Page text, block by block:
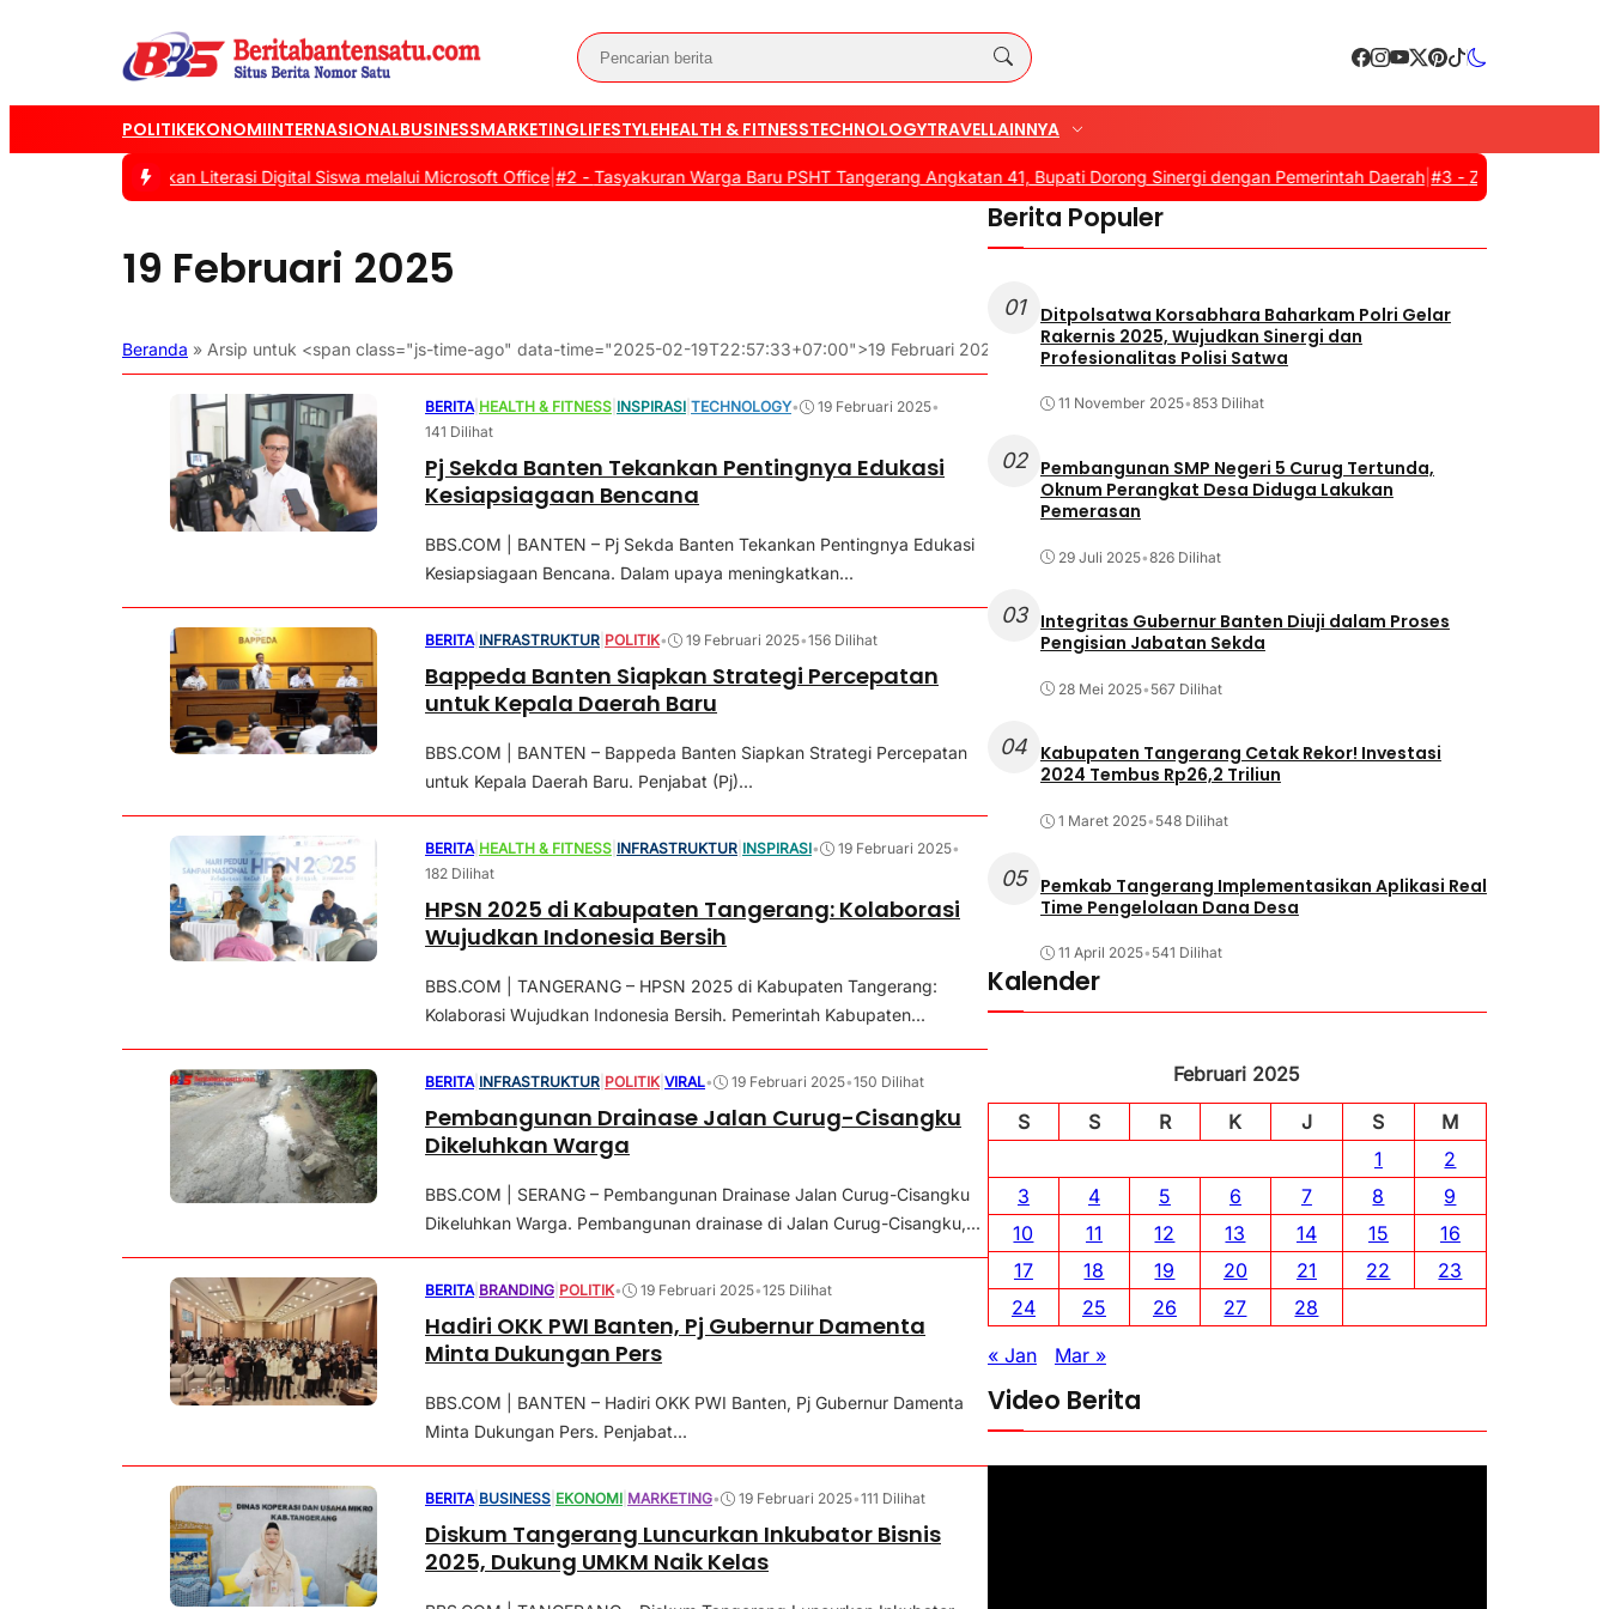
POLITIKEKONOMIINTERNASIONALBUSINESSMARKETINGLIFESTYLEHEALTH & FITNESSTECHNOLOGYTRAVELLAINNYA
Fokus Tingkatkan Literasi Digital Siswa melalui Microsoft Office|#2 -Tasyakuran Warga Baru PSHT Tangerang Angkatan 41, Bupati Dorong Sinergi dengan Pemerintah Daerah|#3 -Zulkifli Hasan Resmi
19 Februari 2025
Beranda » Arsip untuk <span class="js-time-ago" data-time="2025-02-19T22:57:33+07:00">19 Februari 2025</span>
BERITA HEALTH & FITNESS INSPIRASI |TECHNOLOGY• 19 Februari 2025•
141 Dilihat
Pj Sekda Banten Tekankan Pentingnya Edukasi
Kesiapsiagaan Bencana
BBS.COM | BANTEN – Pj Sekda Banten Tekankan Pentingnya Edukasi
Kesiapsiagaan Bencana. Dalam upaya meningkatkan...
BERITA INFRASTRUKTUR POLITIK• 19 Februari 2025•156 Dilihat
Bappeda Banten Siapkan Strategi Percepatan
untuk Kepala Daerah Baru
BBS.COM | BANTEN – Bappeda Banten Siapkan Strategi Percepatan
untuk Kepala Daerah Baru. Penjabat (Pj)...
BERITA HEALTH & FITNESS INFRASTRUKTUR INSPIRASI• 19 Februari 2025•
182 Dilihat
HPSN 2025 di Kabupaten Tangerang: Kolaborasi
Wujudkan Indonesia Bersih
BBS.COM | TANGERANG – HPSN 2025 di Kabupaten Tangerang:
Kolaborasi Wujudkan Indonesia Bersih. Pemerintah Kabupaten...
BERITA INFRASTRUKTUR POLITIK |VIRAL• 19 Februari 2025•150 Dilihat
Pembangunan Drainase Jalan Curug-Cisangku
Dikeluhkan Warga
BBS.COM | SERANG – Pembangunan Drainase Jalan Curug-Cisangku
Dikeluhkan Warga. Pembangunan drainase di Jalan Curug-Cisangku,...
BERITA BRANDING POLITIK• 19 Februari 2025•125 Dilihat
Hadiri OKK PWI Banten, Pj Gubernur Damenta
Minta Dukungan Pers
BBS.COM | BANTEN – Hadiri OKK PWI Banten, Pj Gubernur Damenta
Minta Dukungan Pers. Penjabat...
BERITA BUSINESS EKONOMI MARKETING• 19 Februari 2025•111 Dilihat
Diskum Tangerang Luncurkan Inkubator Bisnis
2025, Dukung UMKM Naik Kelas
Berita Populer
01
Ditpolsatwa Korsabhara Baharkam Polri Gelar
Rakernis 2025, Wujudkan Sinergi dan
Profesionalitas Polisi Satwa
11 November 2025•853 Dilihat
02
Pembangunan SMP Negeri 5 Curug Tertunda,
Oknum Perangkat Desa Diduga Lakukan
Pemerasan
29 Juli 2025•826 Dilihat
03
Integritas Gubernur Banten Diuji dalam Proses
Pengisian Jabatan Sekda
28 Mei 2025• 567 Dilihat
04 Kabupaten Tangerang Cetak Rekor! Investasi
2024 Tembus Rp26,2 Triliun
1 Maret 2025• 548 Dilihat
05
Pemkab Tangerang Implementasikan Aplikasi Real
Time Pengelolaan Dana Desa
11 April 2025• 541 Dilihat
Kalender
Februari 2025
S
S R K J S
M
1
2
3
4 5 6 7 8
9
10
11 12 13 14 15
16
17
18 19 20 21 22
23
24
25 26 27
28
« Jan
Mar »
Video Berita